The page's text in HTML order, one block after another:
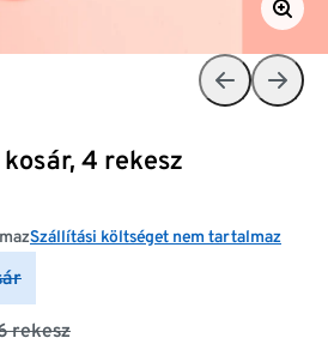
4 rekesz
Szállítási költséget nem tartalmaz
rekesz